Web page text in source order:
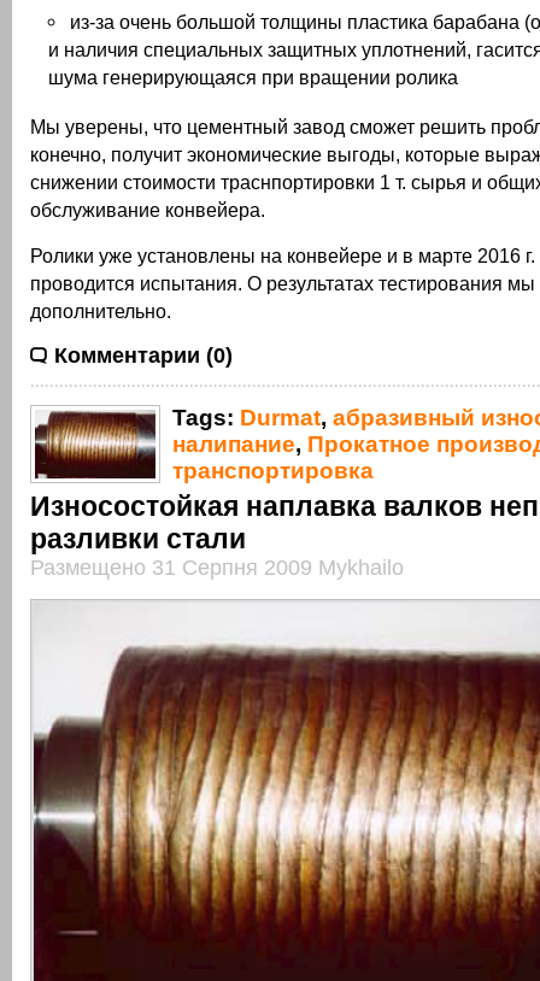
из-за очень большой толщины пластика барабана
и наличия специальных защитных уплотнений,
шума генерирующаяся при вращении ролика
Мы уверены, что цементный завод сможет решить
конечно, получит экономические выгоды, которые
снижении стоимости траснпортировки 1 т. сырья и
обслуживание конвейера.
Ролики уже установлены на конвейере и в марте 2016 г.
проводится испытания. О результатах тестирования
дополнительно.
Комментарии (0)
Tags: Durmat, абразивный
налипание, Прокатное
транспортировка
Износостойкая наплавка валков
разливки стали
Размещено 31 Серпня 2009 Mykhailo